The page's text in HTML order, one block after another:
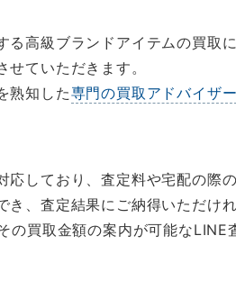
る高級ブランドアイテムの買取
ていただきます。
熟知した専門の買取アドバイザー
応しており、査定料や宅配の際
、査定結果にご納得いただけ
買取金額の案内が可能なLINE